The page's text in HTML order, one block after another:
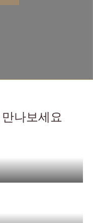
나보세요